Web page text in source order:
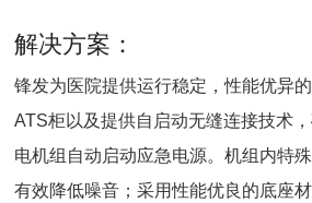
解决方案：
锋发为医院提供运行稳定，性能优异
ATS柜以及提供自启动无缝连接技术
电机组自动启动应急电源。机组内特
有效降低噪音；采用性能优良的底座